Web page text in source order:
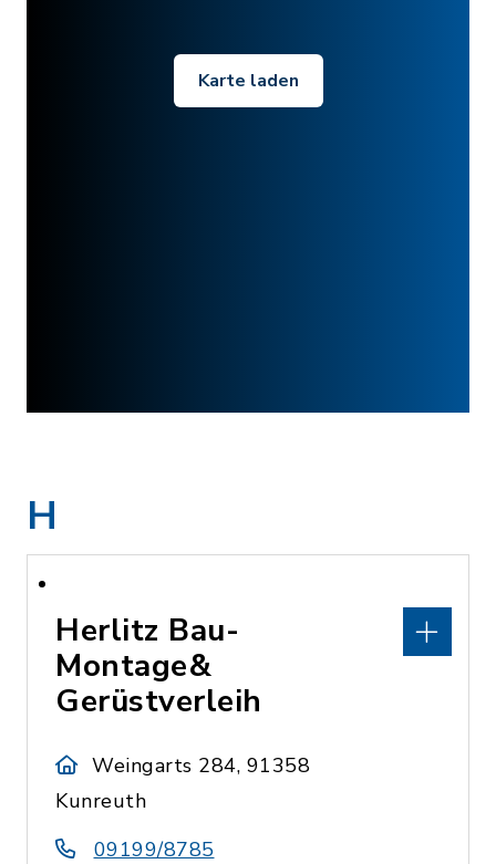
Karte laden
H
Herlitz Bau-
Montage&
Gerüstverleih
Weingarts 284, 91358
Kunreuth
09199/8785